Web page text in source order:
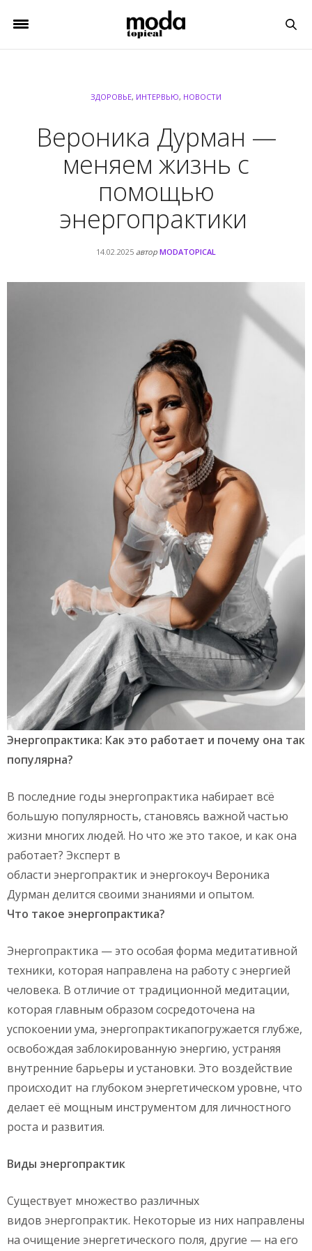
ЗДОРОВЬЕ, ИНТЕРВЬЮ, НОВОСТИ
Вероника Дурман —
меняем жизнь с
помощью
энергопрактики
14.02.2025 автор MODATOPICAL
Энергопрактика: Как это работает и почему она так
популярна?
В последние годы энергопрактика набирает всё
большую популярность, становясь важной частью
жизни многих людей. Но что же это такое, и как она
работает? Эксперт в
области энергопрактик и энергокоуч Вероника
Дурман делится своими знаниями и опытом.
Что такое энергопрактика?
Энергопрактика — это особая форма медитативной
техники, которая направлена на работу с энергией
человека. В отличие от традиционной медитации,
которая главным образом сосредоточена на
успокоении ума, энергопрактикапогружается глубже,
освобождая заблокированную энергию, устраняя
внутренние барьеры и установки. Это воздействие
происходит на глубоком энергетическом уровне, что
делает её мощным инструментом для личностного
роста и развития.
Виды энергопрактик
Существует множество различных
видов энергопрактик. Некоторые из них направлены
на очищение энергетического поля, другие — на его